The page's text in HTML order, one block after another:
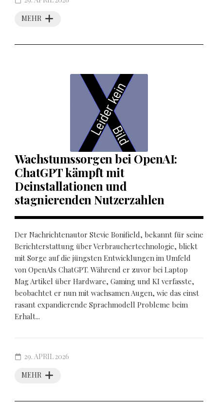
MEHR
Wachstumssorgen bei OpenAI:
ChatGPT kämpft mit
Deinstallationen und
stagnierenden Nutzerzahlen
Der Nachrichtenautor Stevie Bonifield, bekannt für seine
Berichterstattung über Verbrauchertechnologie, blickt
mit Sorge auf die jüngsten Entwicklungen im Umfeld
von OpenAIs ChatGPT. Während er zuvor bei Laptop
Mag Artikel über Hardware, Gaming und KI verfasste,
beobachtet er nun mit wachsamen Augen, wie das einst
rasant expandierende Sprachmodell Probleme beim
Erhalt...
MEHR
29. APRIL 2026